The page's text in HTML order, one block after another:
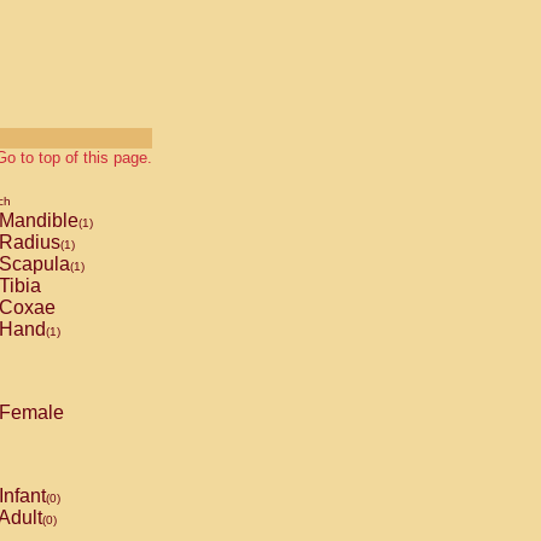
to top of this page.
Mandible(1)
Radius(1)
Scapula(1)
Tibia
Coxae
Hand(1)
Female
Infant(0)
(0)